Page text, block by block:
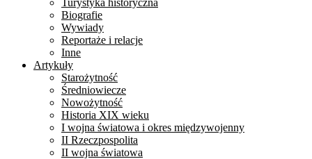
Turystyka historyczna
Biografie
Wywiady
Reportaże i relacje
Inne
Artykuły
Starożytność
Średniowiecze
Nowożytność
Historia XIX wieku
I wojna światowa i okres międzywojenny
II Rzeczpospolita
II wojna światowa